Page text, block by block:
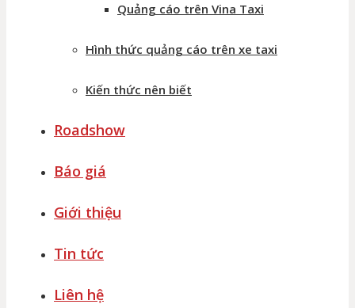
Quảng cáo trên Vina Taxi
Hình thức quảng cáo trên xe taxi
Kiến thức nên biết
Roadshow
Báo giá
Giới thiệu
Tin tức
Liên hệ